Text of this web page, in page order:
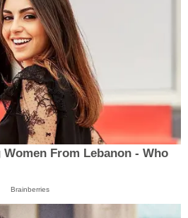
From Lebanon - Who
Brainberries